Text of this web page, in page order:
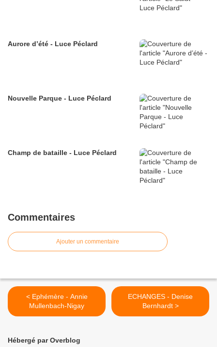
Aurore d’été - Luce Péclard
Nouvelle Parque - Luce Péclard
Champ de bataille - Luce Péclard
Commentaires
Ajouter un commentaire
< Ephémère - Annie
Mullenbach-Nigay
ECHANGES - Denise
Bernhardt >
Hébergé par Overblog